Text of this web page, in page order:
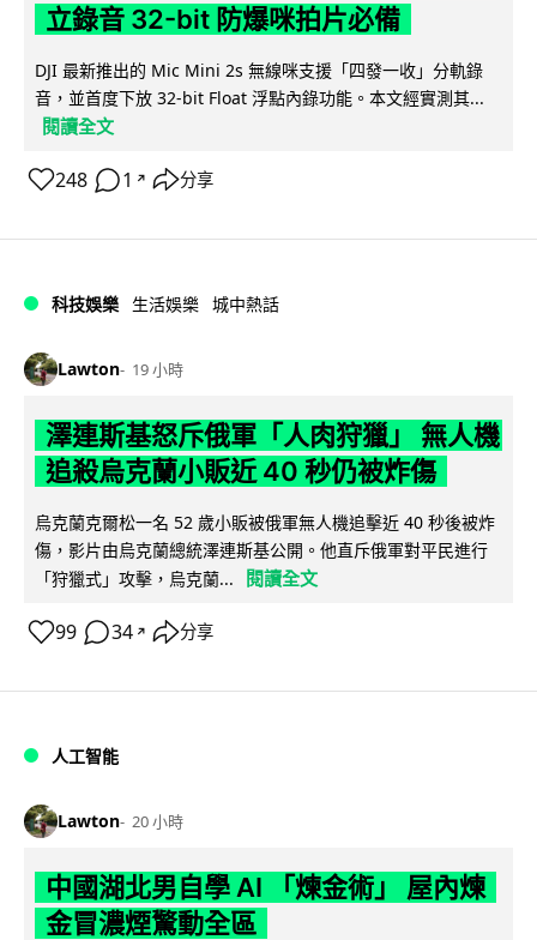
立錄音 32-bit 防爆咪拍片必備
DJI 最新推出的 Mic Mini 2s 無線咪支援「四發一收」分軌錄
音，並首度下放 32-bit Float 浮點內錄功能。本文經實測其...
閱讀全文
248 1 ↗ 分享
科技娛樂 生活娛樂 城中熱話
Lawton 19 小時
澤連斯基怒斥俄軍「人肉狩獵」 無人機
追殺烏克蘭小販近 40 秒仍被炸傷
烏克蘭克爾松一名 52 歲小販被俄軍無人機追擊近 40 秒後被炸
傷，影片由烏克蘭總統澤連斯基公開。他直斥俄軍對平民進行
「狩獵式」攻擊，烏克蘭...
閱讀全文
99 34 ↗ 分享
人工智能
Lawton 20 小時
中國湖北男自學 AI 「煉金術」 屋內煉
金冒濃煙驚動全區